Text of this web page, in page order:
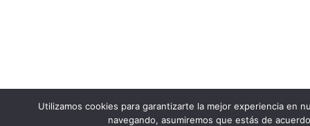
Utilizamos cookies para garantizarte la mejor experiencia en
navegando, asumiremos que estás de